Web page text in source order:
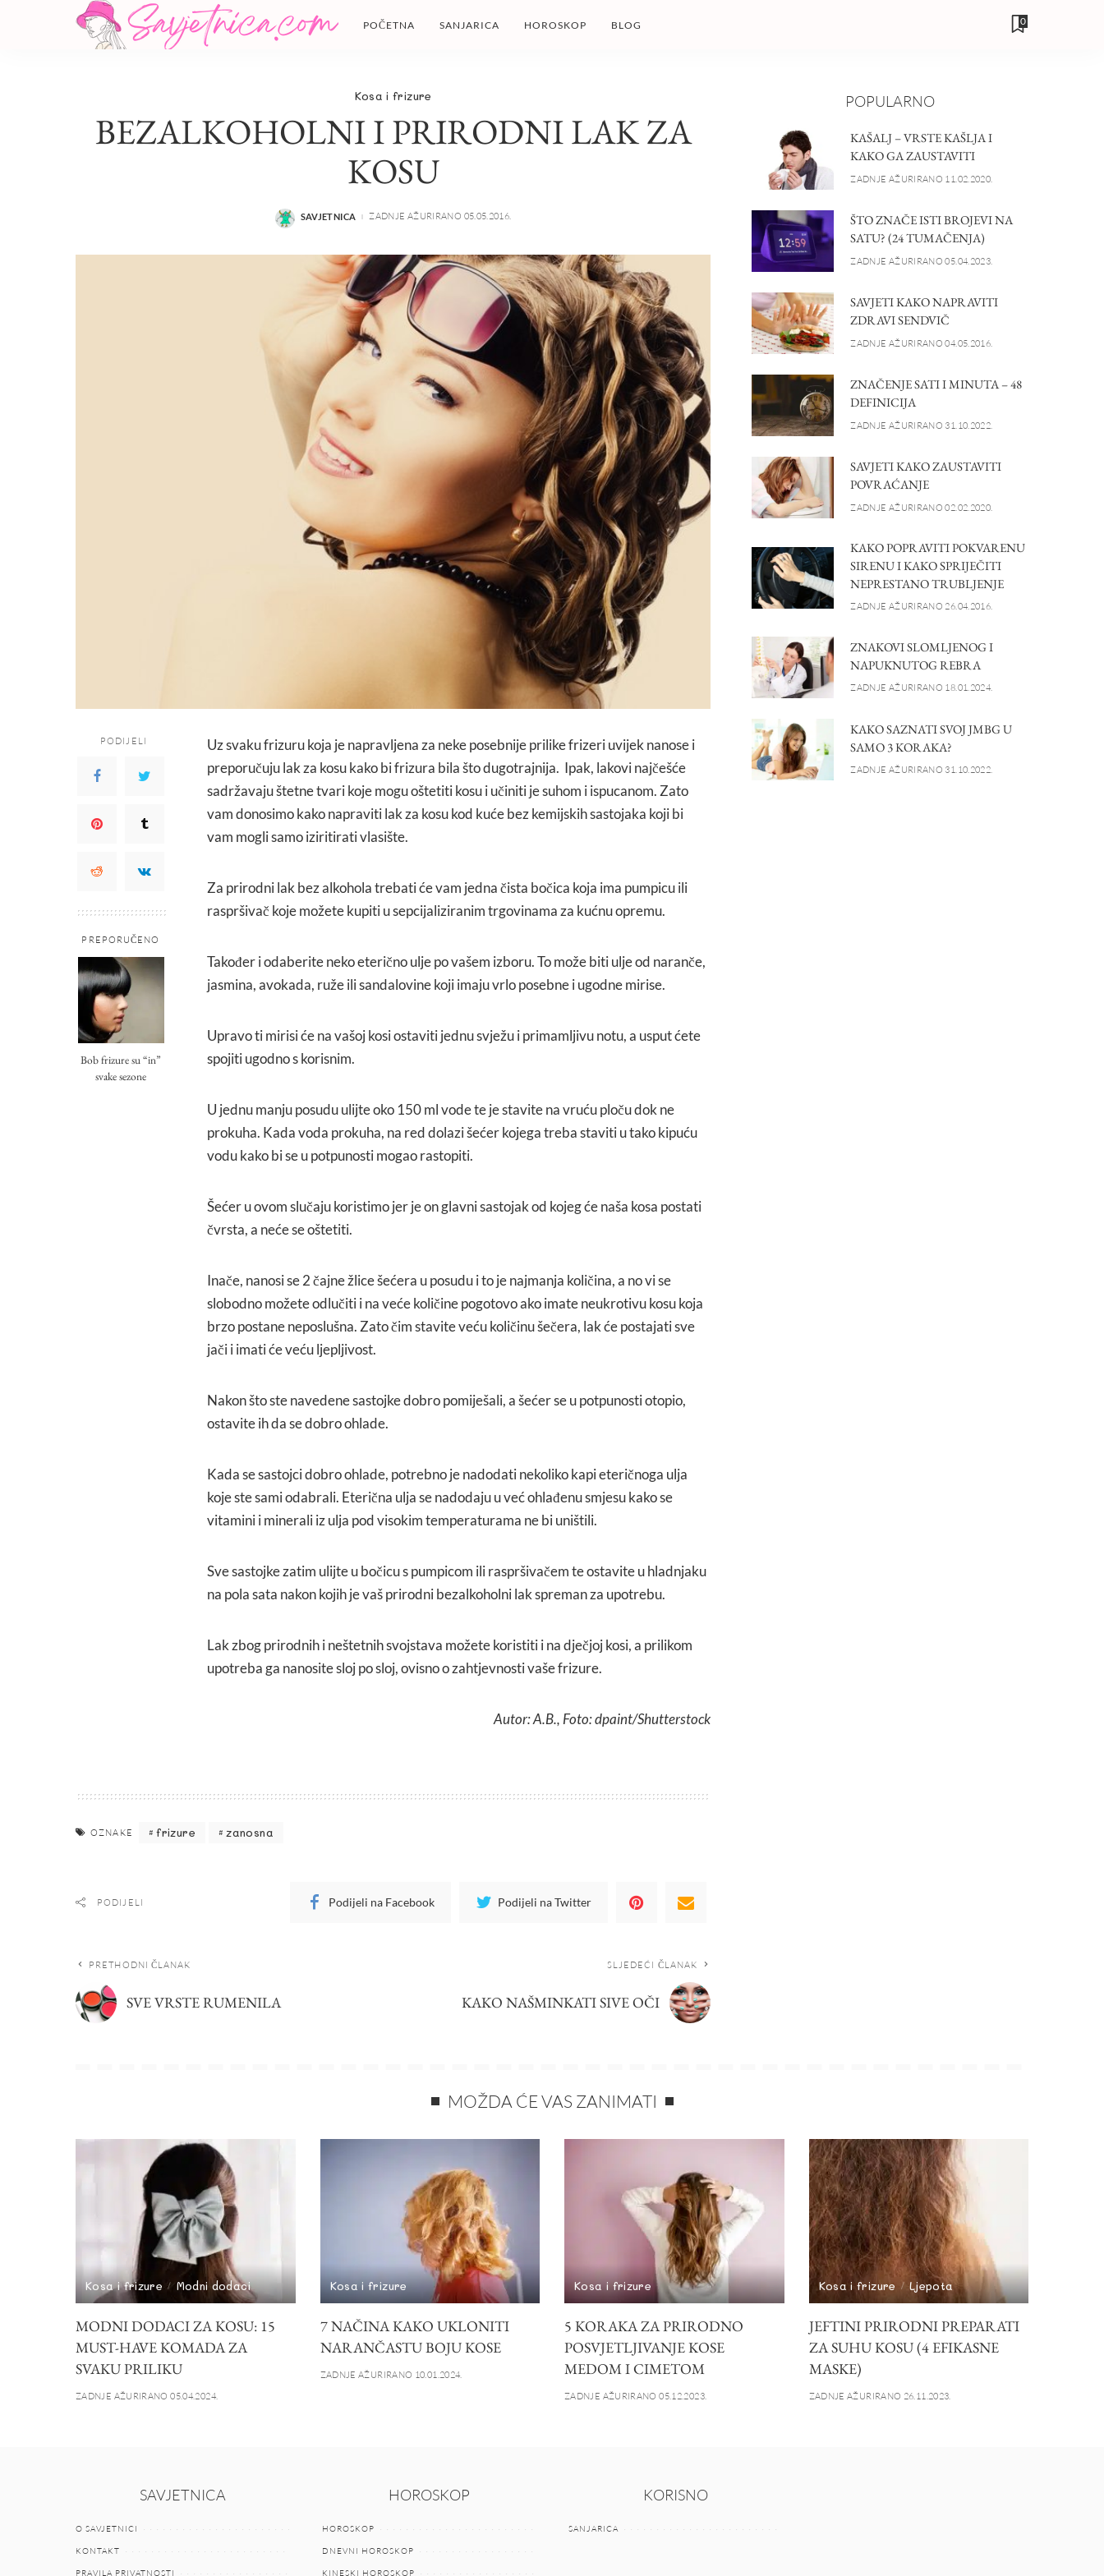
POČETNA SANJARICA HOROSKOP BLOG 0
Kosa i frizure
BEZALKOHOLNI I PRIRODNI LAK ZA
KOSU
POSTED
SAVJETNICA ZADNJE AŽURIRANO 05.05.2016.
PODIJELI
PREPORUČENO
Bob frizure su “in”
svake sezone
Uz svaku frizuru koja je napravljena za neke posebnije prilike frizeri uvijek nanose i
preporučuju lak za kosu kako bi frizura bila što dugotrajnija. Ipak, lakovi najčešće
sadržavaju štetne tvari koje mogu oštetiti kosu i učiniti je suhom i ispucanom. Zato
vam donosimo kako napraviti lak za kosu kod kuće bez kemijskih sastojaka koji bi
vam mogli samo iziritirati vlasište.
Za prirodni lak bez alkohola trebati će vam jedna čista bočica koja ima pumpicu ili
raspršivač koje možete kupiti u sepcijaliziranim trgovinama za kućnu opremu.
Također i odaberite neko eterično ulje po vašem izboru. To može biti ulje od naranče,
jasmina, avokada, ruže ili sandalovine koji imaju vrlo posebne i ugodne mirise.
Upravo ti mirisi će na vašoj kosi ostaviti jednu svježu i primamljivu notu, a usput ćete
spojiti ugodno s korisnim.
U jednu manju posudu ulijte oko 150 ml vode te je stavite na vruću ploču dok ne
prokuha. Kada voda prokuha, na red dolazi šećer kojega treba staviti u tako kipuću
vodu kako bi se u potpunosti mogao rastopiti.
Šećer u ovom slučaju koristimo jer je on glavni sastojak od kojeg će naša kosa postati
čvrsta, a neće se oštetiti.
Inače, nanosi se 2 čajne žlice šećera u posudu i to je najmanja količina, a no vi se
slobodno možete odlučiti i na veće količine pogotovo ako imate neukrotivu kosu koja
brzo postane neposlušna. Zato čim stavite veću količinu šečera, lak će postajati sve
jači i imati će veću ljepljivost.
Nakon što ste navedene sastojke dobro pomiješali, a šećer se u potpunosti otopio,
ostavite ih da se dobro ohlade.
Kada se sastojci dobro ohlade, potrebno je nadodati nekoliko kapi eteričnoga ulja
koje ste sami odabrali. Eterična ulja se nadodaju u već ohlađenu smjesu kako se
vitamini i minerali iz ulja pod visokim temperaturama ne bi uništili.
Sve sastojke zatim ulijte u bočicu s pumpicom ili raspršivačem te ostavite u hladnjaku
na pola sata nakon kojih je vaš prirodni bezalkoholni lak spreman za upotrebu.
Lak zbog prirodnih i neštetnih svojstava možete koristiti i na dječjoj kosi, a prilikom
upotreba ga nanosite sloj po sloj, ovisno o zahtjevnosti vaše frizure.
Autor: A.B., Foto: dpaint/Shutterstock
OZNAKE frizure zanosna
PODIJELI Podijeli na Facebook Podijeli na Twitter
PRETHODNI ČLANAK
SVE VRSTE RUMENILA
SLJEDEĆI ČLANAK
KAKO NAŠMINKATI SIVE OČI
POPULARNO
KAŠALJ – VRSTE KAŠLJA I
KAKO GA ZAUSTAVITI
ZADNJE AŽURIRANO 11.02.2020.
ŠTO ZNAČE ISTI BROJEVI NA
SATU? (24 TUMAČENJA)
ZADNJE AŽURIRANO 05.04.2023.
SAVJETI KAKO NAPRAVITI
ZDRAVI SENDVIČ
ZADNJE AŽURIRANO 04.05.2016.
ZNAČENJE SATI I MINUTA – 48
DEFINICIJA
ZADNJE AŽURIRANO 31.10.2022.
SAVJETI KAKO ZAUSTAVITI
POVRAĆANJE
ZADNJE AŽURIRANO 02.02.2020.
KAKO POPRAVITI POKVARENU
SIRENU I KAKO SPRIJEČITI
NEPRESTANO TRUBLJENJE
ZADNJE AŽURIRANO 26.04.2016.
ZNAKOVI SLOMLJENOG I
NAPUKNUTOG REBRA
ZADNJE AŽURIRANO 18.01.2024.
KAKO SAZNATI SVOJ JMBG U
SAMO 3 KORAKA?
ZADNJE AŽURIRANO 31.10.2022.
MOŽDA ĆE VAS ZANIMATI
Kosa i frizure Modni dodaci
MODNI DODACI ZA KOSU: 15
MUST-HAVE KOMADA ZA
SVAKU PRILIKU
ZADNJE AŽURIRANO 05.04.2024.
Kosa i frizure
7 NAČINA KAKO UKLONITI
NARANČASTU BOJU KOSE
ZADNJE AŽURIRANO 10.01.2024.
Kosa i frizure
5 KORAKA ZA PRIRODNO
POSVJETLJIVANJE KOSE
MEDOM I CIMETOM
ZADNJE AŽURIRANO 05.12.2023.
Kosa i frizure Ljepota
JEFTINI PRIRODNI PREPARATI
ZA SUHU KOSU (4 EFIKASNE
MASKE)
ZADNJE AŽURIRANO 26.11.2023.
SAVJETNICA
O SAVJETNICI
KONTAKT
PRAVILA PRIVATNOSTI
HOROSKOP
HOROSKOP
DNEVNI HOROSKOP
KINESKI HOROSKOP
KORISNO
SANJARICA